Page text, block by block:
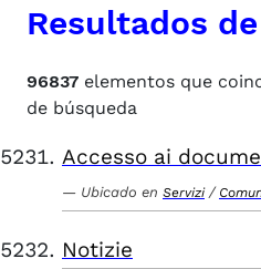
Resultados
96837 elementos que
de búsqueda
Accesso ai
Ubicado en Servizi /
Notizie